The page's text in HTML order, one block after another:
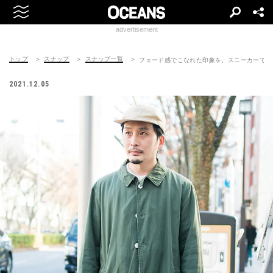
advertisement
トップ スナップ スナップ一覧 フェード感でこなれた印象を。スニーカーで
2021.12.05